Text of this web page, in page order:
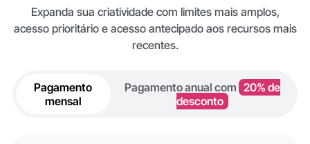
Expanda sua criatividade com limites mais amplos,
acesso prioritário e acesso antecipado aos recursos mais
recentes.
Pagamento
mensal
Pagamento anual com 20% de
desconto